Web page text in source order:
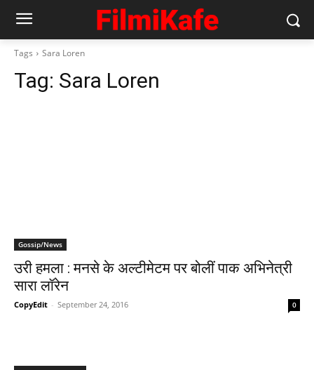
Tags Sara Loren
Tag: Sara Loren
Gossip/News
उरी हमला : मनसे के अल्‍टीमेटम पर बोलीं पाक अभिनेत्री
सारा लॉरेन
CopyEdit - September 24, 2016 0